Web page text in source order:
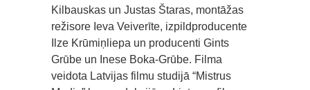
Kilbauskas un Justas Štaras, montāžas
režisore Ieva Veiverīte, izpildproducente
Ilze Krūmiņliepa un producenti Gints
Grūbe un Inese Boka-Grūbe. Filma
veidota Latvijas filmu studijā “Mistrus